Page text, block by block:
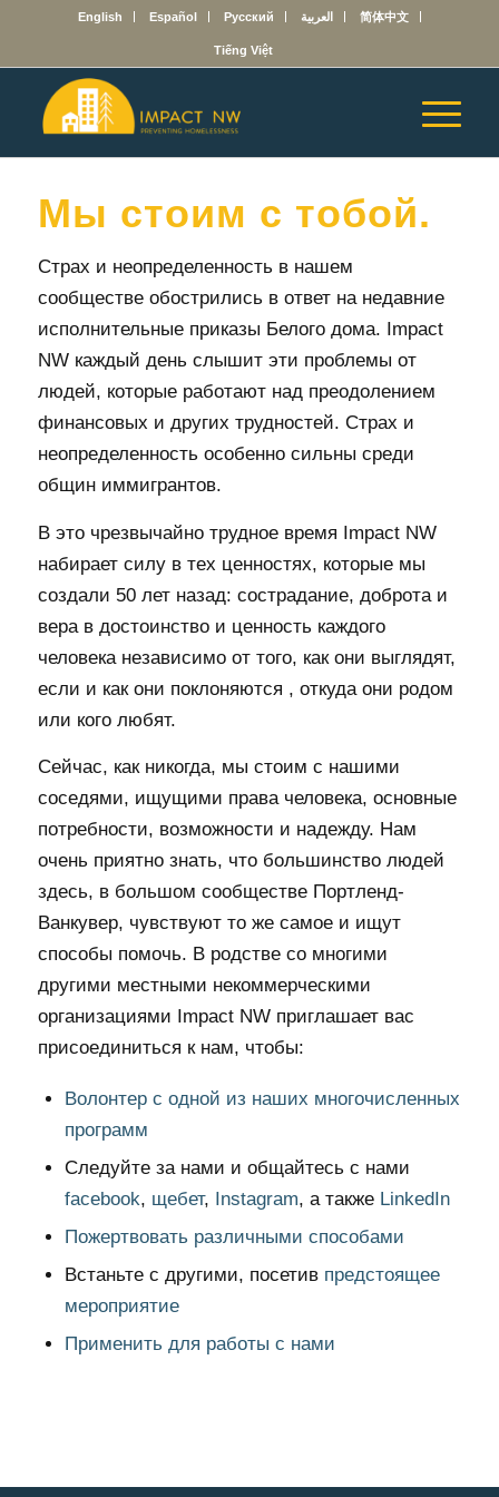
English Español Русский العربية 简体中文
Tiếng Việt
Мы стоим с тобой.
Страх и неопределенность в нашем
сообществе обострились в ответ на недавние
исполнительные приказы Белого дома. Impact
NW каждый день слышит эти проблемы от
людей, которые работают над преодолением
финансовых и других трудностей. Страх и
неопределенность особенно сильны среди
общин иммигрантов.
В это чрезвычайно трудное время Impact NW
набирает силу в тех ценностях, которые мы
создали 50 лет назад: сострадание, доброта и
вера в достоинство и ценность каждого
человека независимо от того, как они выглядят,
если и как они поклоняются , откуда они родом
или кого любят.
Сейчас, как никогда, мы стоим с нашими
соседями, ищущими права человека, основные
потребности, возможности и надежду. Нам
очень приятно знать, что большинство людей
здесь, в большом сообществе Портленд-
Ванкувер, чувствуют то же самое и ищут
способы помочь. В родстве со многими
другими местными некоммерческими
организациями Impact NW приглашает вас
присоединиться к нам, чтобы:
Волонтер с одной из наших многочисленных
программ
Следуйте за нами и общайтесь с нами
facebook, щебет, Instagram, а также LinkedIn
Пожертвовать различными способами
Встаньте с другими, посетив предстоящее
мероприятие
Применить для работы с нами